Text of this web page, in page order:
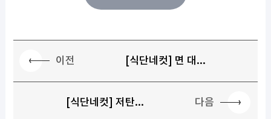
이전 [식단네컷] 면 대...
[식단네컷] 저탄... 다음